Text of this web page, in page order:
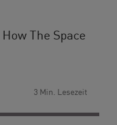
The Space
3 Min. Lesezeit